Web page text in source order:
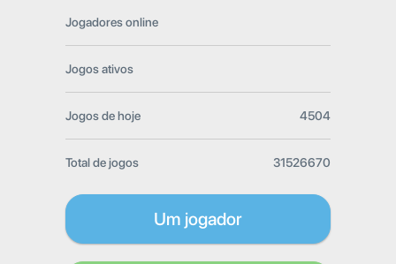
Jogadores online
Jogos ativos
Jogos de hoje 4504
Total de jogos 31526670
Um jogador